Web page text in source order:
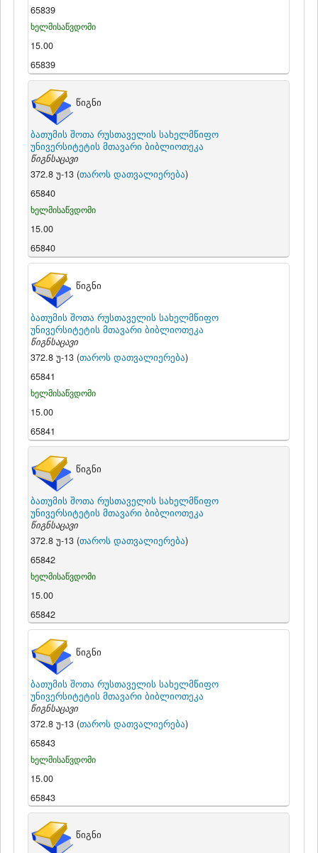
65839
ხელმისაწვდომი
15.00
65839
წიგნი
ბათუმის შოთა რუსთაველის სახელმწიფო
უნივერსიტეტის მთავარი ბიბლიოთეკა
წიგნსაცავი
372.8 უ-13 (თაროს დათვალიერება)
65840
ხელმისაწვდომი
15.00
65840
წიგნი
ბათუმის შოთა რუსთაველის სახელმწიფო
უნივერსიტეტის მთავარი ბიბლიოთეკა
წიგნსაცავი
372.8 უ-13 (თაროს დათვალიერება)
65841
ხელმისაწვდომი
15.00
65841
წიგნი
ბათუმის შოთა რუსთაველის სახელმწიფო
უნივერსიტეტის მთავარი ბიბლიოთეკა
წიგნსაცავი
372.8 უ-13 (თაროს დათვალიერება)
65842
ხელმისაწვდომი
15.00
65842
წიგნი
ბათუმის შოთა რუსთაველის სახელმწიფო
უნივერსიტეტის მთავარი ბიბლიოთეკა
წიგნსაცავი
372.8 უ-13 (თაროს დათვალიერება)
65843
ხელმისაწვდომი
15.00
65843
წიგნი